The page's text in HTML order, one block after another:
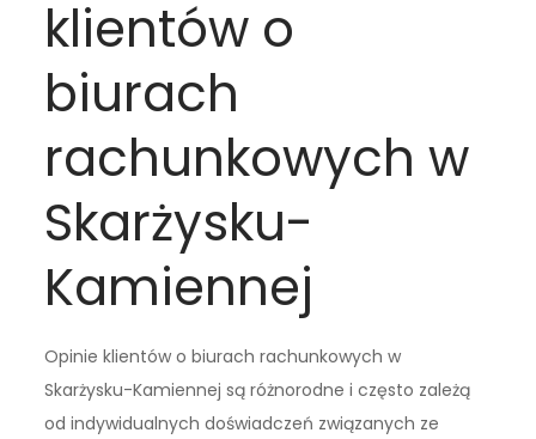
klientów o
biurach
rachunkowych w
Skarżysku-
Kamiennej
Opinie klientów o biurach rachunkowych w
Skarżysku-Kamiennej są różnorodne i często zależą
od indywidualnych doświadczeń związanych ze